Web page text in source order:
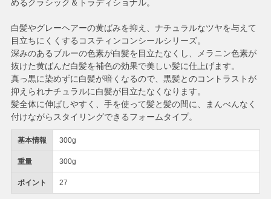
基本情報 300g
重量 300g
ポイント 27
めるクラシック＆トラディショナル。
白髪やグレーヘアーの黄ばみを抑え、ナチュラルなツヤを与えて
目立ちにくくするコスティンコンシールシリーズ。
深みのあるブルーの色素が白髪を目立たなくし、メラニン色素が
抜けた黄ばんだ白髪を補色の効果で美しい髪に仕上げます。
真っ黒に染めずに白髪が暗くなるので、黒髪とのコントラストが
抑えられナチュラルに白髪が目立たなくなります。
髪全体に伸ばしやすく、手を使って髪と髪の間に、まんべんなく
付けながらスタイリングできるフォームタイプ。